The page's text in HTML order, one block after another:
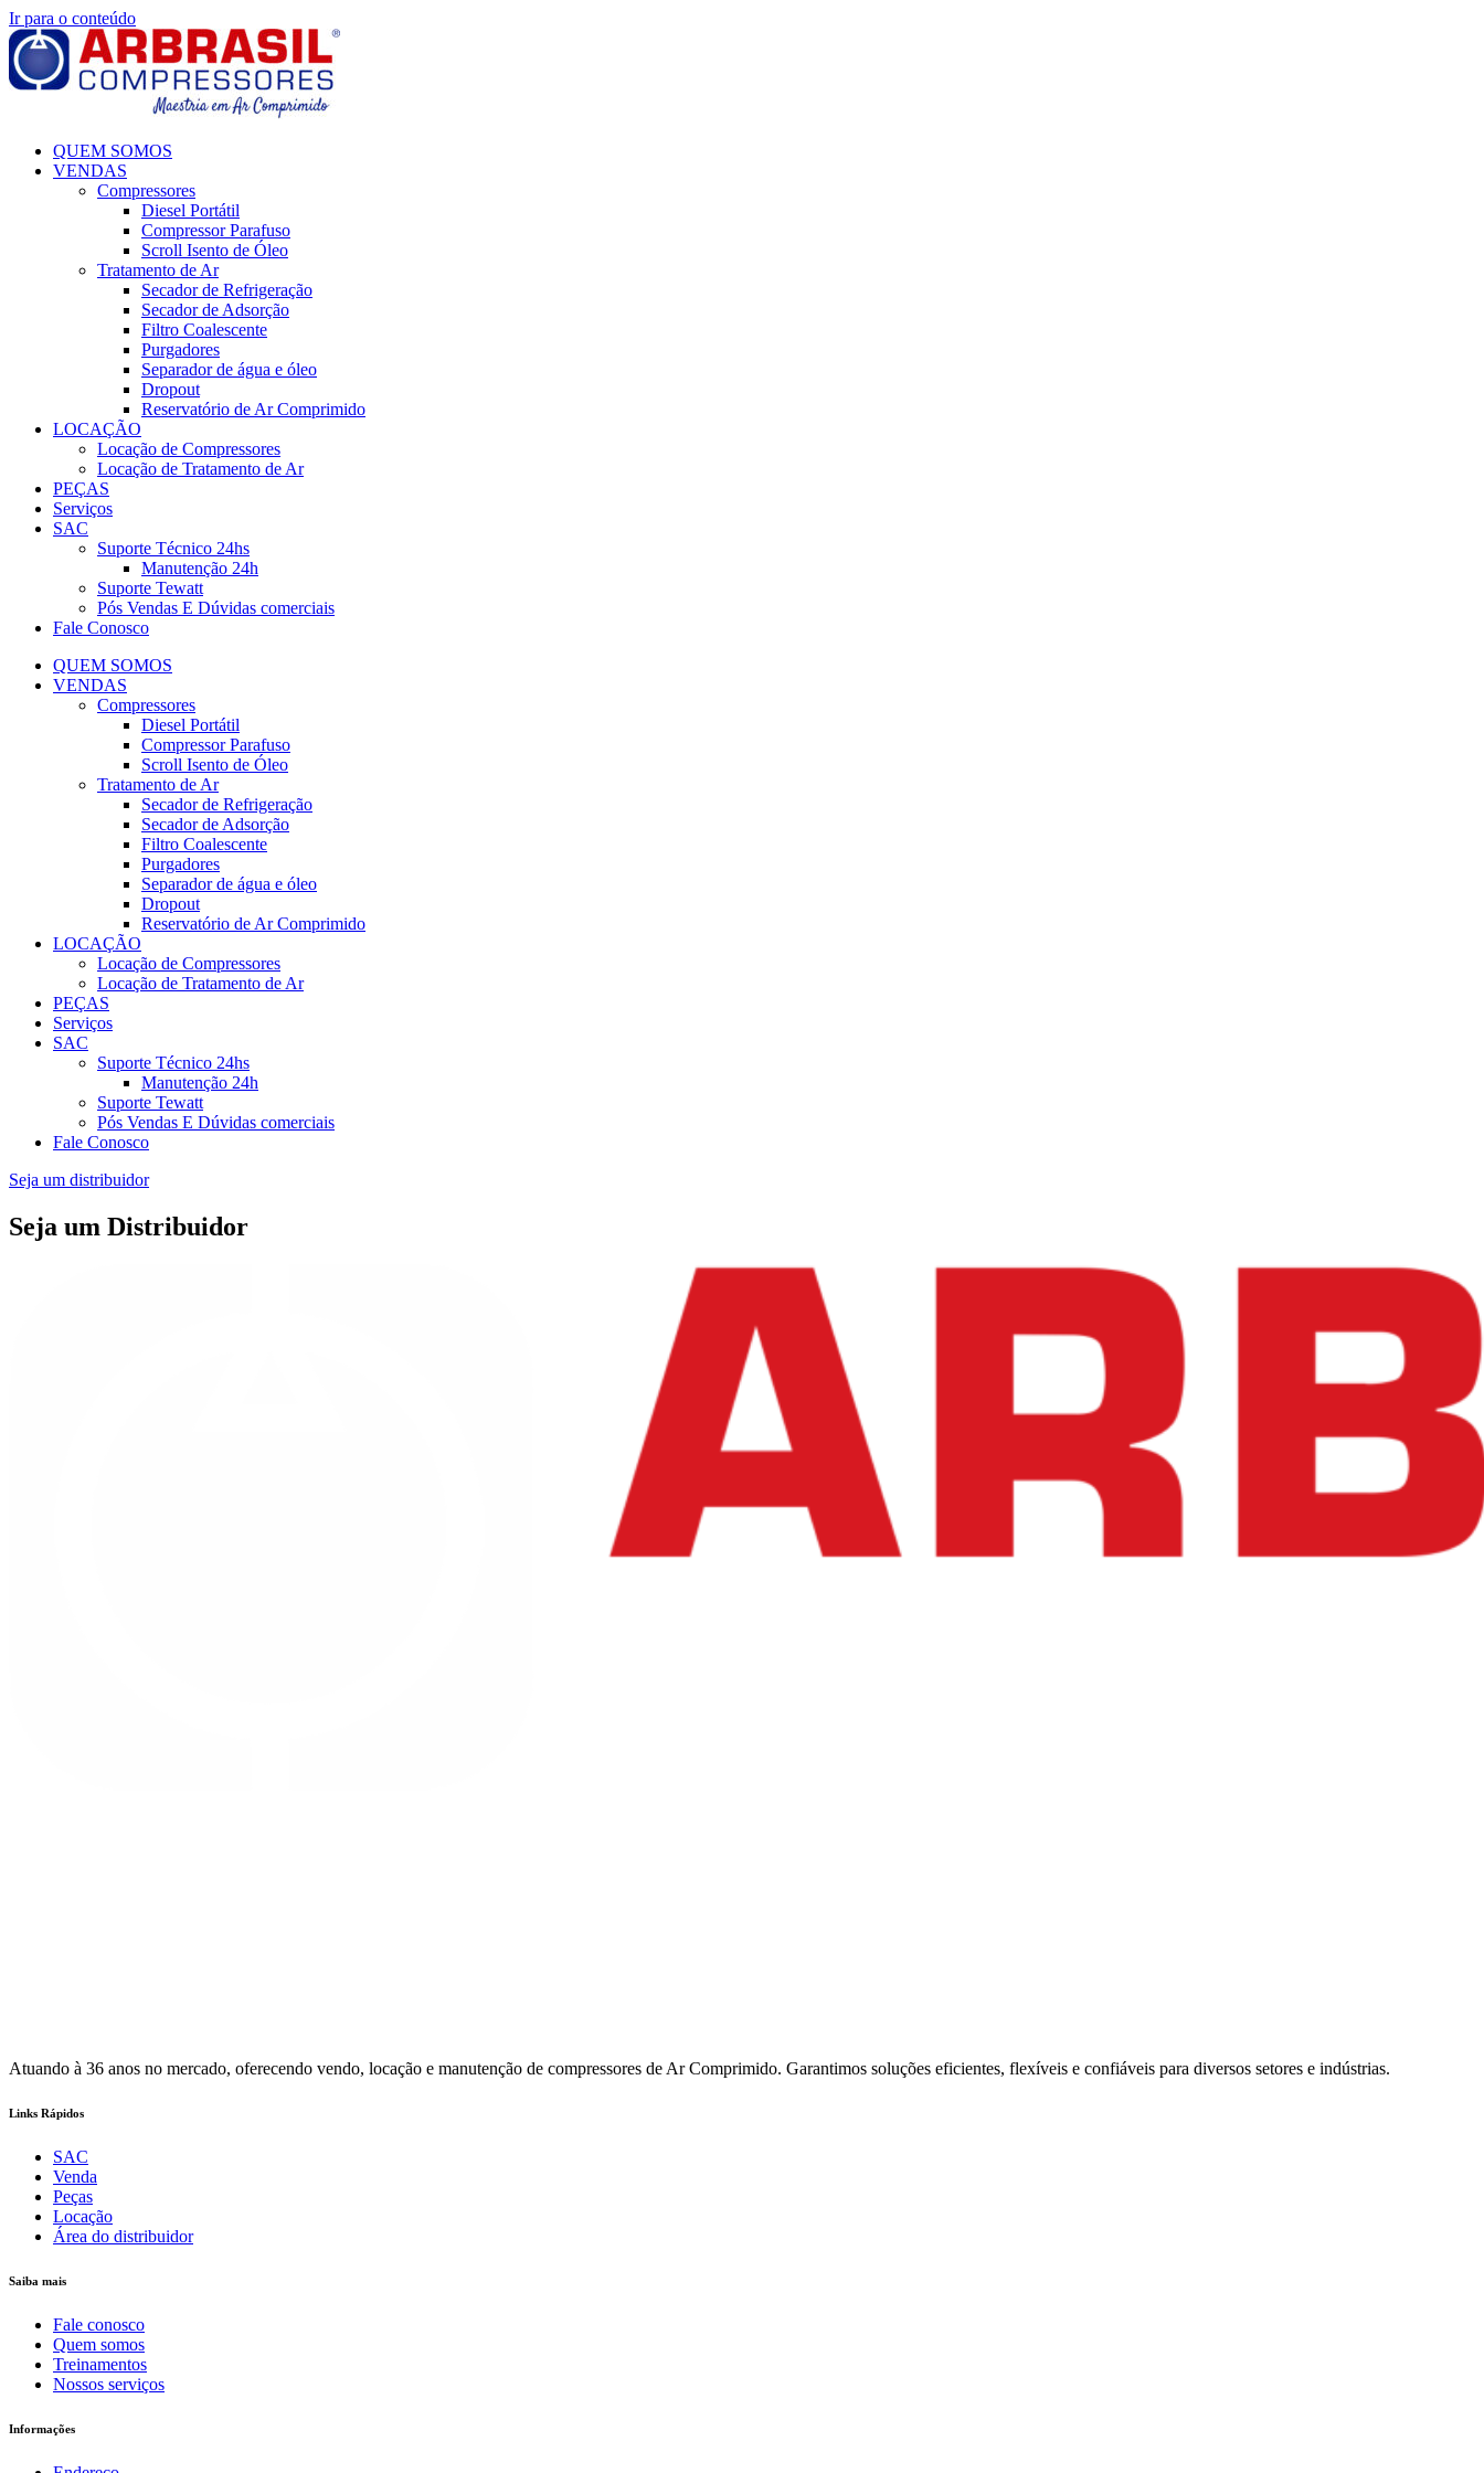
Ir para o conteúdo
QUEM SOMOS
VENDAS
Compressores
Diesel Portátil
Compressor Parafuso
Scroll Isento de Óleo
Tratamento de Ar
Secador de Refrigeração
Secador de Adsorção
Filtro Coalescente
Purgadores
Separador de água e óleo
Dropout
Reservatório de Ar Comprimido
LOCAÇÃO
Locação de Compressores
Locação de Tratamento de Ar
PEÇAS
Serviços
SAC
Suporte Técnico 24hs
Manutenção 24h
Suporte Tewatt
Pós Vendas E Dúvidas comerciais
Fale Conosco
QUEM SOMOS
VENDAS
Compressores
Diesel Portátil
Compressor Parafuso
Scroll Isento de Óleo
Tratamento de Ar
Secador de Refrigeração
Secador de Adsorção
Filtro Coalescente
Purgadores
Separador de água e óleo
Dropout
Reservatório de Ar Comprimido
LOCAÇÃO
Locação de Compressores
Locação de Tratamento de Ar
PEÇAS
Serviços
SAC
Suporte Técnico 24hs
Manutenção 24h
Suporte Tewatt
Pós Vendas E Dúvidas comerciais
Fale Conosco
Seja um distribuidor
Seja um Distribuidor
Atuando à 36 anos no mercado, oferecendo vendo, locação e manutenção de compressores de Ar Comprimido. Garantimos soluções eficientes, flexíveis e confiáveis para diversos setores e indústrias.
Links Rápidos
SAC
Venda
Peças
Locação
Área do distribuidor
Saiba mais
Fale conosco
Quem somos
Treinamentos
Nossos serviços
Informações